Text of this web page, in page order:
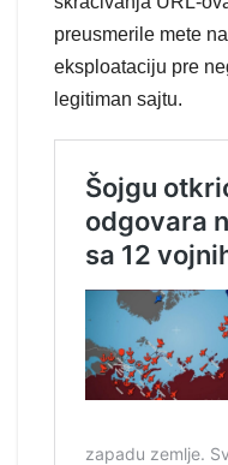
preusmerile mete
eksploataciju pre
legitiman sajtu.